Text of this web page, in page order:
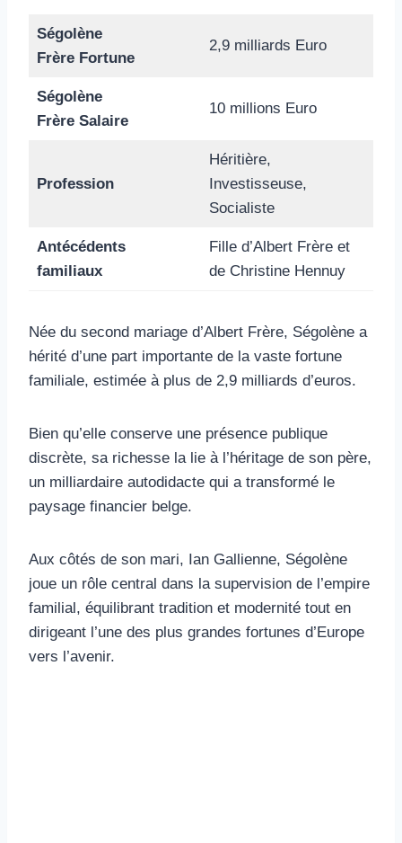
Ségolène
Frère Fortune
2,9 milliards Euro
Ségolène
Frère Salaire
10 millions Euro
Profession
Héritière,
Investisseuse,
Socialiste
Antécédents
familiaux
Fille d’Albert Frère et
de Christine Hennuy
Née du second mariage d’Albert Frère, Ségolène a
hérité d’une part importante de la vaste fortune
familiale, estimée à plus de 2,9 milliards d’euros.
Bien qu’elle conserve une présence publique
discrète, sa richesse la lie à l’héritage de son père,
un milliardaire autodidacte qui a transformé le
paysage financier belge.
Aux côtés de son mari, Ian Gallienne, Ségolène
joue un rôle central dans la supervision de l’empire
familial, équilibrant tradition et modernité tout en
dirigeant l’une des plus grandes fortunes d’Europe
vers l’avenir.